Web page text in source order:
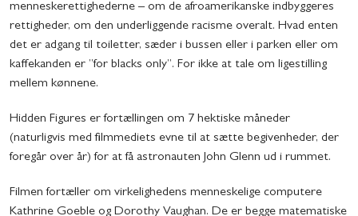
menneskerettighederne – om de afroamerikanske indbyggeres
rettigheder, om den underliggende racisme overalt. Hvad enten
det er adgang til toiletter, sæder i bussen eller i parken eller om
kaffekanden er ”for blacks only”. For ikke at tale om ligestilling
mellem kønnene.
Hidden Figures er fortællingen om 7 hektiske måneder
(naturligvis med filmmediets evne til at sætte begivenheder, der
foregår over år) for at få astronauten John Glenn ud i rummet.
Filmen fortæller om virkelighedens menneskelige computere
Kathrine Goeble og Dorothy Vaughan. De er begge matematiske